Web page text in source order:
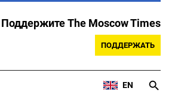
Поддержите The Moscow Times
ПОДДЕРЖАТЬ
EN